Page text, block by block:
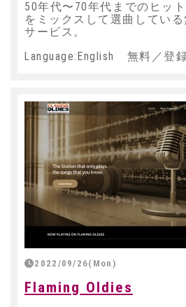
50年代〜70年代までのヒッ
をミックスして選曲してい
サービス。
Language:English 無料／登
2022/09/26(Mon)
Flaming Oldies